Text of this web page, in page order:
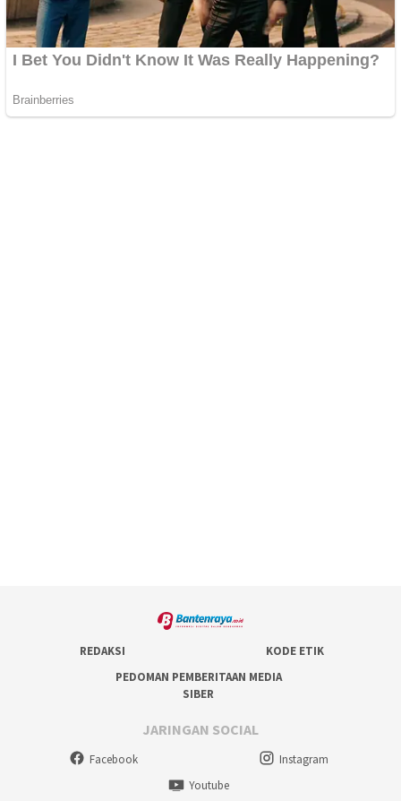
REDAKSI
KODE ETIK
PEDOMAN PEMBERITAAN MEDIA
SIBER
JARINGAN SOCIAL
Facebook
Instagram
Youtube